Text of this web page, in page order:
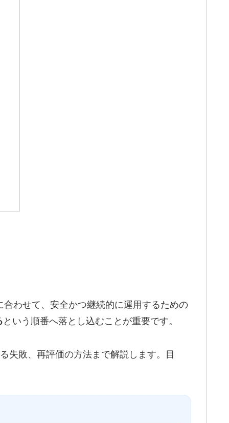
わせて、安全かつ継続的に運用するための
という順番へ落とし込むことが重要です。
失敗、再評価の方法まで解説します。目